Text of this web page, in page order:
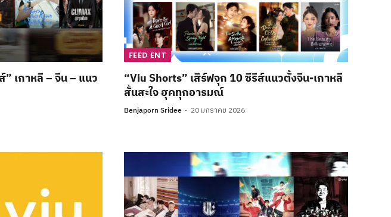
เกาหลี – จีน – แนว
FEED ENT
“Viu Shorts” เสิร์ฟจุก 10 ซีรีส์แนวตั้งจีน-เกาหลี
สั้นสะใจ ฮุคทุกอารมณ์
Benjaporn Sridee 20 มกราคม 2026